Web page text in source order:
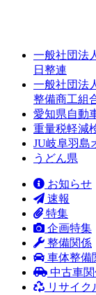
一般社団法
日整連
一般社団法
整備商工組
愛知県自動
重量税軽減
JU岐阜羽島
うどん県
お知らせ
速報
特集
企画特集
整備関係
車体整備
中古車
リサイク